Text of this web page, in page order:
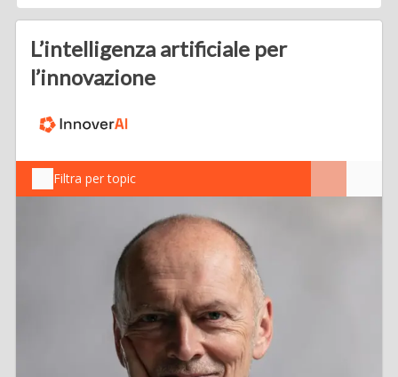
L’intelligenza artificiale per
l’innovazione
Filtra per topic